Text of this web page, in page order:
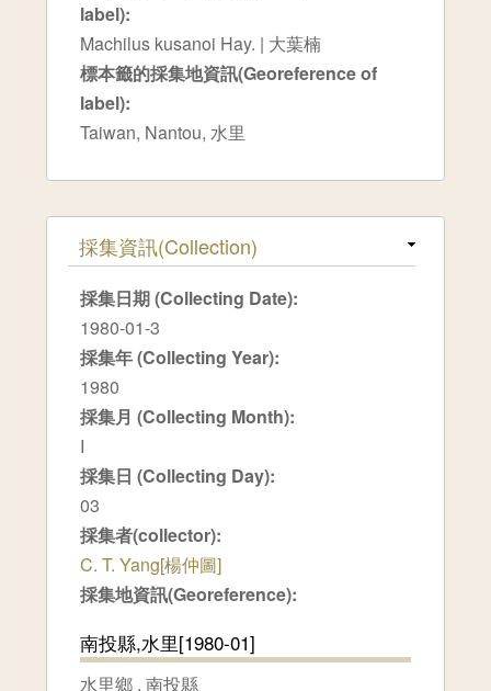
label):
Machilus kusanoi Hay. | 大葉楠
標本籤的採集地資訊(Georeference of
label):
Taiwan, Nantou, 水里
隱藏
採集資訊(Collection)
採集日期 (Collecting Date):
1980-01-3
採集年 (Collecting Year):
1980
採集月 (Collecting Month):
I
採集日 (Collecting Day):
03
採集者(collector):
C. T. Yang[楊仲圖]
採集地資訊(Georeference):
南投縣,水里[1980-01]
水里鄉 ,南投縣